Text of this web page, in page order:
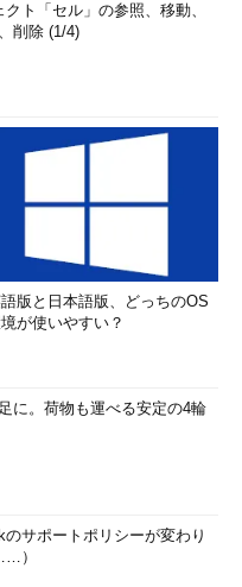
ト「セル」の参照、移動、
削除 (1/4)
版と日本語版、どっちのOS
が使いやすい？
に。荷物も運べる安定の4輪
のサポートポリシーが変わり
）